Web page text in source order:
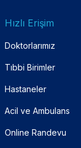
Hızlı Erişim
Doktorlarımız
Tıbbi Birimler
Hastaneler
Acil ve Ambulans
Online Randevu